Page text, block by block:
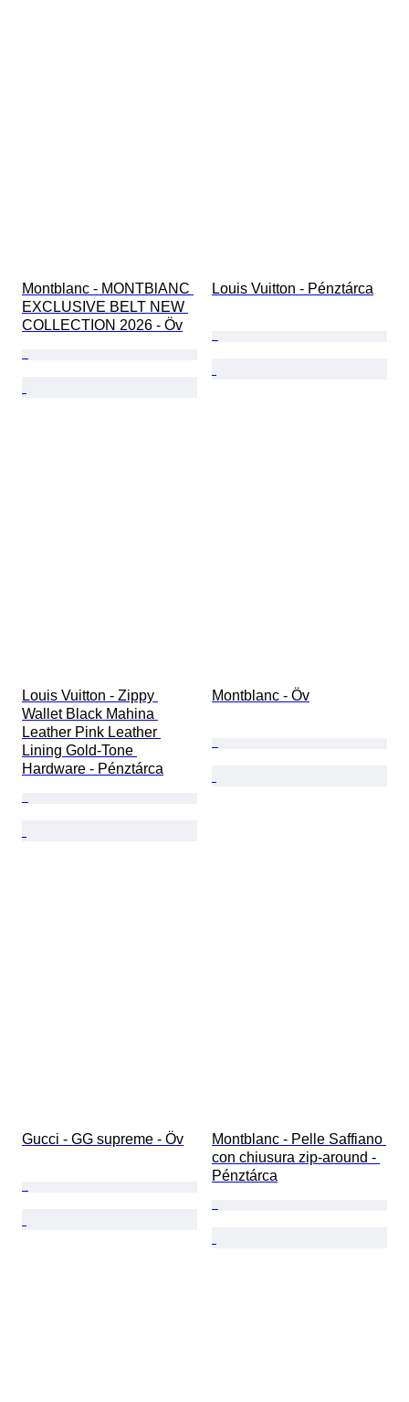
Montblanc - MONTBlANC
EXCLUSIVE BELT NEW
COLLECTION 2026 - Öv
Louis Vuitton - Pénztárca
Louis Vuitton - Zippy
Wallet Black Mahina
Leather Pink Leather
Lining Gold-Tone
Hardware - Pénztárca
Montblanc - Öv
Gucci - GG supreme - Öv
Montblanc - Pelle Saffiano
con chiusura zip-around -
Pénztárca